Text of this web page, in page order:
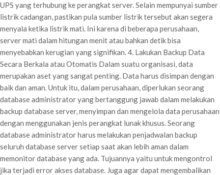
UPS yang terhubung ke perangkat server. Selain mempunyai sumber
listrik cadangan, pastikan pula sumber listrik tersebut akan segera
menyala ketika listrik mati. Ini karena di beberapa perusahaan,
server mati dalam hitungan menit atau bahkan detik bisa
menyebabkan kerugian yang signifikan. 4. Lakukan Backup Data
Secara Berkala atau Otomatis Dalam suatu organisasi, data
merupakan aset yang sangat penting. Data harus disimpan dengan
baik dan aman. Untuk itu, dalam perusahaan, diperlukan seorang
database administrator yang bertanggung jawab dalam melakukan
backup database server, menyimpan dan mengelola data perusahaan
dengan menggunakan jenis perangkat lunak khusus. Seorang
database administrator harus melakukan penjadwalan backup
seluruh database server setiap saat akan lebih aman dalam
memonitor database yang ada. Tujuannya yaitu untuk mengontrol
jika terjadi error akses database. Juga agar dapat mengembalikan